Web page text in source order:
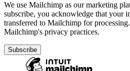
We use Mailchimp as our marketing
subscribe, you acknowledge that your
transferred to Mailchimp for processing.
Mailchimp's privacy practices.